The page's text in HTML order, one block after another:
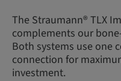
The Straumann® TLX
complements our
Both systems use one
connection for
investment.